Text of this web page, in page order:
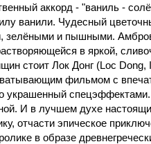
аккорд - "ваниль -
ванили. Чудесный
зелёными и пышными.
в яркой,
стоит Лок Донг (Loc
фильмом с
украшенный
И в лучшем духе
отчасти эпическое
в образе